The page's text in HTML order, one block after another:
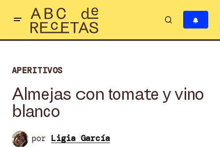
APERITIVOS
Almejas con tomate y vino
blanco
por Ligia García